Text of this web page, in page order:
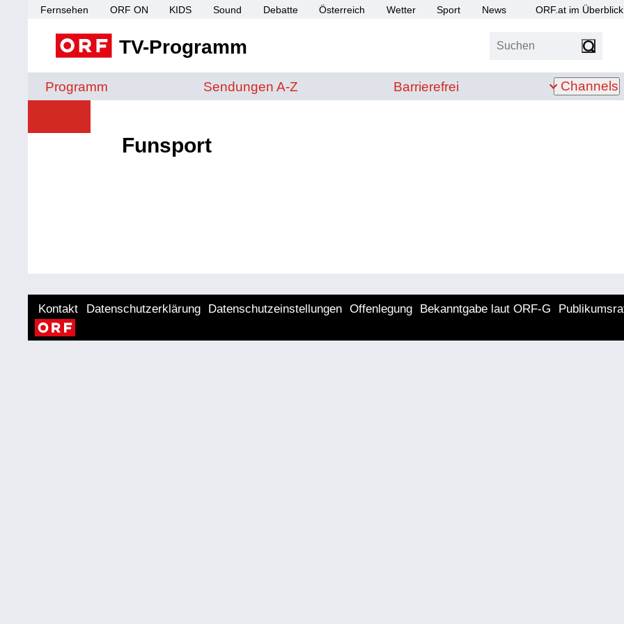
Fernsehen ORF ON KIDS Sound Debatte Österreich Wetter Sport News ORF.at im Überblick
TV-Programm Suchen
Programm Sendungen von A bis Z
Sendungen A-Z Barrierefrei
Barrierefrei Channels
Funsport
Kontakt Datenschutzerklärung Datenschutzeinstellungen Offenlegung Bekanntgabe laut ORF-G